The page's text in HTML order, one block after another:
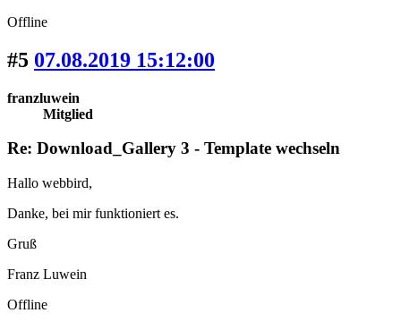
Offline
#5 07.08.2019 15:12:00
franzluwein
Mitglied
Re: Download_Gallery 3 - Template wechseln
Hallo webbird,
Danke, bei mir funktioniert es.
Gruß
Franz Luwein
Offline